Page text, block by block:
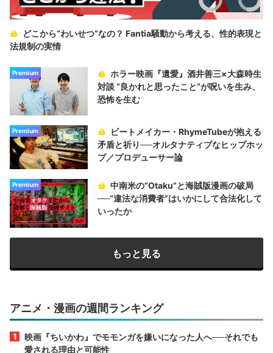
どこから“わいせつ”なの？ Fantia騒動から考える、性的表現と
法規制の実情
Premium
ホラー映画『遺愛』酒井善三×大森時生
対談 “良かれと思ったこと“が呪いを生み、
恐怖を生む
Premium
ビートメイカー・RhymeTubeが抱える
矛盾と祈り──オルタナティブなヒップホッ
プ／プロデューサー論
Premium
中南米の“Otaku”と海賊版漫画の破局
──“違法な消費者”はいかにして合法化して
いったか
もっと見る
アニメ・漫画の週間ランキング
映画『ちいかわ』でモモンガを嫌いになった人へ──それでも
愛される理由と可能性